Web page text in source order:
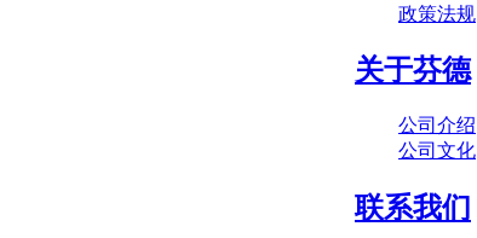
政策法规
关于芬德
公司介绍
公司文化
联系我们